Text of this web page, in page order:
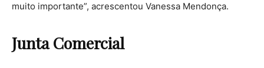
muito importante”, acrescentou Vanessa Mendonça.
Junta Comercial